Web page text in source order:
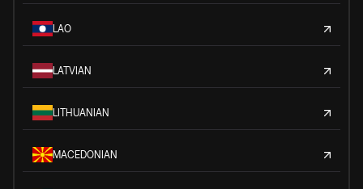
LAO
LATVIAN
LITHUANIAN
MACEDONIAN